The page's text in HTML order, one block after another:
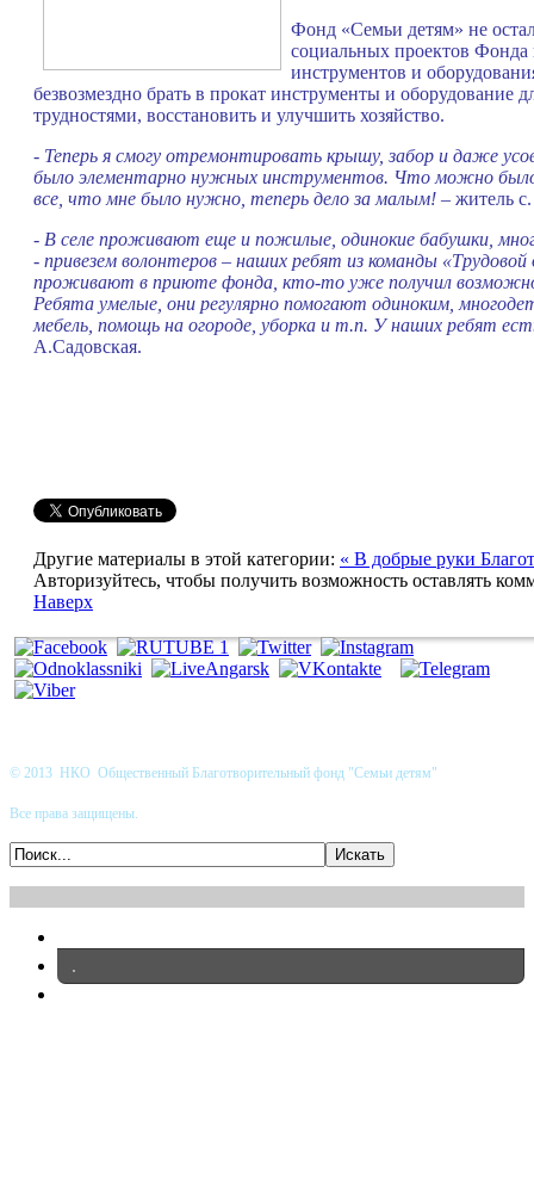
Фонд «Семьи детям» не
социальных проектов Фонда
инструментов и
безвозмездно брать в прокат инструменты и оборудование
трудностями, восстановить и улучшить хозяйство.
- Теперь я смогу отремонтировать крышу, забор и даже
было элементарно нужных инструментов. Что можно было
все, что мне было нужно, теперь дело за малым! – житель
- В селе проживают еще и пожилые, одинокие бабушки,
- привезем волонтеров – наших ребят из команды
проживают в приюте фонда, кто-то уже получил
Ребята умелые, они регулярно помогают одиноким,
мебель, помощь на огороде, уборка и т.п. У наших ребят
А.Садовская.
Другие материалы в этой категории: « В добрые руки
Авторизуйтесь, чтобы получить возможность оставлять
Наверх
© 2013 НКО Общественный Благотворительный фонд "Семьи детям"
Все права защищены.
.